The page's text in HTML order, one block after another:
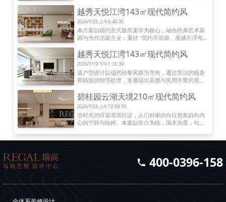
出通透、沉稳且富有层次的居住体验。
越秀天悦江湾143㎡现代简约风
2026/7/23 上午6:40:35
本方案以现代意式极简美学为核心，融合经典艺术基
因与当代功能主义，秉持 “简约不简陋、质感不浮夸”
造兼具理性秩序与温润质感的居住空间。
越秀天悦江湾143㎡现代简约风
2026/7/19 下午1:35:39
该户型设计以现代轻奢风格为导向，通过简洁的线条
和精致的细节处理，来展现出高雅与实用并重的居住
厨房无缝连接，营造出宽敞通透的生活区域。客厅
中，大理石与木质材料的搭配使用，既增添了自然气
息，又不失时尚感。
碧桂园云湖天境210㎡现代简约风
2026/7/23 上午12:59:58
当时光的喧嚣渐渐沉淀，人们对家的向往愈发趋向内
心的宁静与纯粹。本案以简白为纸，润木为墨，勾勒
400-0396-158